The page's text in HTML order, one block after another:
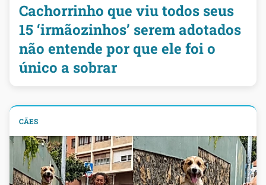
Cachorrinho que viu todos seus
15 ‘irmãozinhos’ serem adotados
não entende por que ele foi o
único a sobrar
CÃES